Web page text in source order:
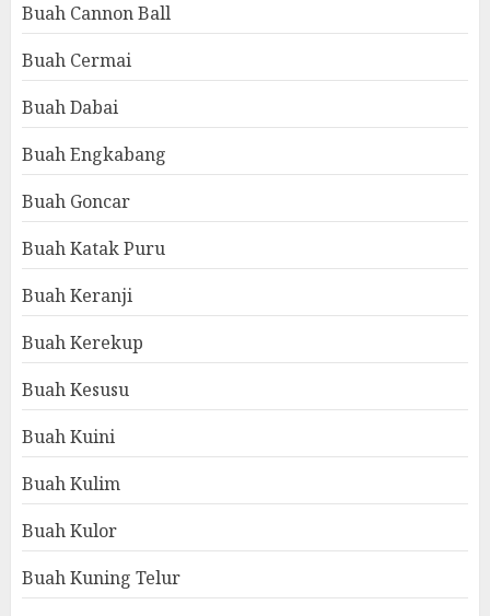
Buah Cannon Ball
Buah Cermai
Buah Dabai
Buah Engkabang
Buah Goncar
Buah Katak Puru
Buah Keranji
Buah Kerekup
Buah Kesusu
Buah Kuini
Buah Kulim
Buah Kulor
Buah Kuning Telur